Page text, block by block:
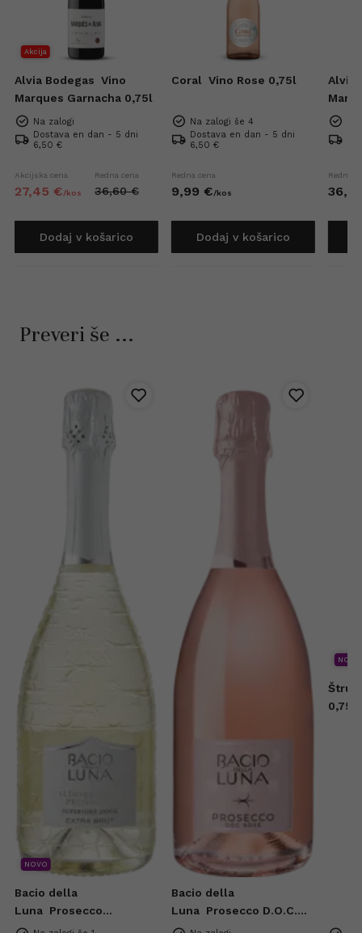
Akcija
Alvia Bodegas Vino
Marques Garnacha 0,75l
Na zalogi
Dostava en dan - 5 dni
6,50 €
Akcijska cena
27,45 €/kos
Redna cena
36,60 €
Dodaj v košarico
Coral Vino Rose 0,75l
Na zalogi še 4
Dostava en dan - 5 dni
6,50 €
Redna cena
9,99 €/kos
Dodaj v košarico
Alvia
Redna
36,
Preveri še ...
NOVO
Bacio della
Luna Prosecco
Superiore DOCG Extra
Bacio della
Luna Prosecco D.O.C.
Rose Extra Dry 0,75l
NOVO
0,75l